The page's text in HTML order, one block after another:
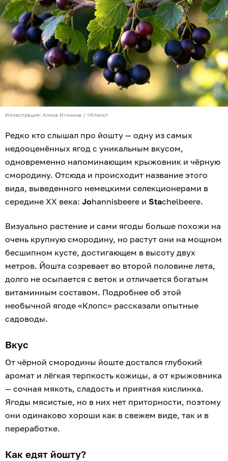
Иллюстрация: Алиса Игонина / «Клопс»
Редко кто слышал про йошту — одну из самых
недооценённых ягод с уникальным вкусом,
одновременно напоминающим крыжовник и чёрную
смородину. Отсюда и происходит название этого
вида, выведенного немецкими селекционерами в
середине XX века: Johannisbeere и Stachelbeere.
Визуально растение и сами ягоды больше похожи на
очень крупную смородину, но растут они на мощном
бесшипном кусте, достигающем в высоту двух
метров. Йошта созревает во второй половине лета,
долго не осыпается с веток и отличается богатым
витаминным составом. Подробнее об этой
необычной ягоде «Клопс» рассказали опытные
садоводы.
Вкус
От чёрной смородины йоште достался глубокий
аромат и лёгкая терпкость кожицы, а от крыжовника
— сочная мякоть, сладость и приятная кислинка.
Ягоды мясистые, но в них нет приторности, поэтому
они одинаково хороши как в свежем виде, так и в
переработке.
Как едят йошту?